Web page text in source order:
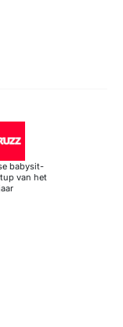
babysit-
van het